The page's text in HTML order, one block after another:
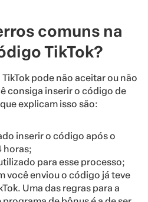
comuns na
TikTok?
pode não aceitar ou não
consiga inserir o código de
explicam isso são:
inserir o código após o
horas;
para esse processo;
você enviou o código já teve
Uma das regras para a